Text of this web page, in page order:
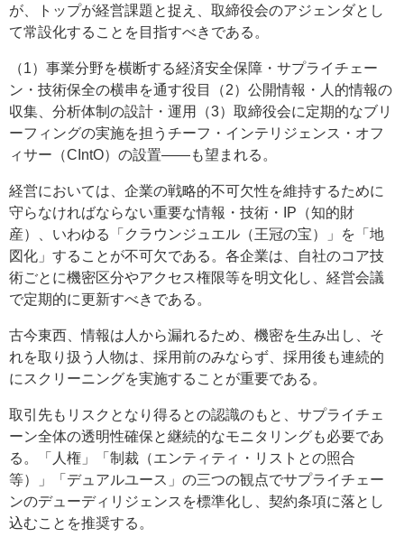
が、トップが経営課題と捉え、取締役会のアジェンダとし
て常設化することを目指すべきである。
（1）事業分野を横断する経済安全保障・サプライチェー
ン・技術保全の横串を通す役目（2）公開情報・人的情報の
収集、分析体制の設計・運用（3）取締役会に定期的なブリ
ーフィングの実施を担うチーフ・インテリジェンス・オフ
ィサー（CIntO）の設置――も望まれる。
経営においては、企業の戦略的不可欠性を維持するために
守らなければならない重要な情報・技術・IP（知的財
産）、いわゆる「クラウンジュエル（王冠の宝）」を「地
図化」することが不可欠である。各企業は、自社のコア技
術ごとに機密区分やアクセス権限等を明文化し、経営会議
で定期的に更新すべきである。
古今東西、情報は人から漏れるため、機密を生み出し、そ
れを取り扱う人物は、採用前のみならず、採用後も連続的
にスクリーニングを実施することが重要である。
取引先もリスクとなり得るとの認識のもと、サプライチェ
ーン全体の透明性確保と継続的なモニタリングも必要であ
る。「人権」「制裁（エンティティ・リストとの照合
等）」「デュアルユース」の三つの観点でサプライチェー
ンのデューディリジェンスを標準化し、契約条項に落とし
込むことを推奨する。